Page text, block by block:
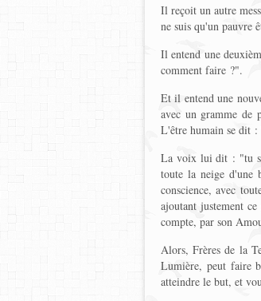
Il reçoit un autre
ne suis qu'un pauvre
Il entend une
comment faire ?".
Et il entend une
avec un gramme de
L'être humain se dit
La voix lui dit : "tu
toute la neige d'une
conscience, avec
ajoutant justement
compte, par son
Alors, Frères de la
Lumière, peut faire
atteindre le but, et